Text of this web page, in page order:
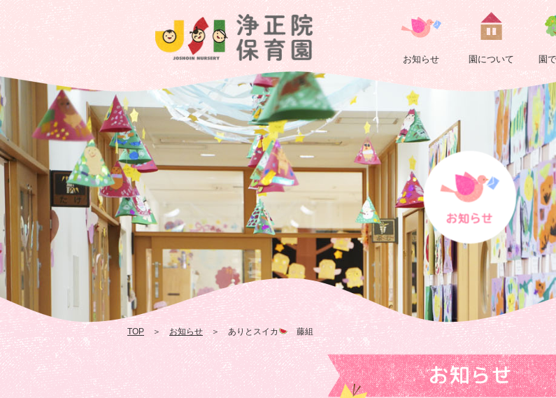
と
ス
イ
カ
藤
組
|
浄
正
院
保
育
園
お知らせ 園について 園
TOP ＞ お知らせ＞ ありとスイカ 藤組
お知らせ